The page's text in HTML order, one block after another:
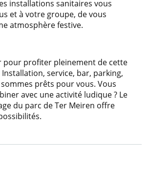
installations sanitaires vous
et à votre groupe, de vous
atmosphère festive.
pour profiter pleinement de cette
service, bar, parking,
prêts pour vous. Vous
avec une activité ludique ? Le
du parc de Ter Meiren offre